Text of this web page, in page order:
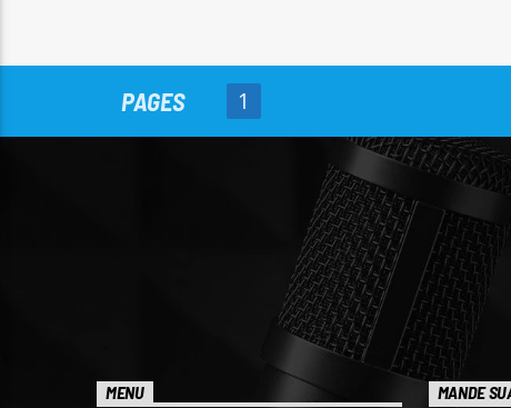
PAGES 1
MENU MANDE